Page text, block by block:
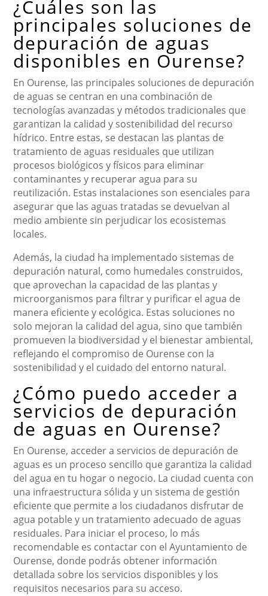
¿Cuáles son las
principales soluciones de
depuración de aguas
disponibles en Ourense?
En Ourense, las principales soluciones de depuración
de aguas se centran en una combinación de
tecnologías avanzadas y métodos tradicionales que
garantizan la calidad y sostenibilidad del recurso
hídrico. Entre estas, se destacan las plantas de
tratamiento de aguas residuales que utilizan
procesos biológicos y físicos para eliminar
contaminantes y recuperar agua para su
reutilización. Estas instalaciones son esenciales para
asegurar que las aguas tratadas se devuelvan al
medio ambiente sin perjudicar los ecosistemas
locales.
Además, la ciudad ha implementado sistemas de
depuración natural, como humedales construidos,
que aprovechan la capacidad de las plantas y
microorganismos para filtrar y purificar el agua de
manera eficiente y ecológica. Estas soluciones no
solo mejoran la calidad del agua, sino que también
promueven la biodiversidad y el bienestar ambiental,
reflejando el compromiso de Ourense con la
sostenibilidad y el cuidado del entorno natural.
¿Cómo puedo acceder a
servicios de depuración
de aguas en Ourense?
En Ourense, acceder a servicios de depuración de
aguas es un proceso sencillo que garantiza la calidad
del agua en tu hogar o negocio. La ciudad cuenta con
una infraestructura sólida y un sistema de gestión
eficiente que permite a los ciudadanos disfrutar de
agua potable y un tratamiento adecuado de aguas
residuales. Para iniciar el proceso, lo más
recomendable es contactar con el Ayuntamiento de
Ourense, donde podrás obtener información
detallada sobre los servicios disponibles y los
requisitos necesarios para su acceso.